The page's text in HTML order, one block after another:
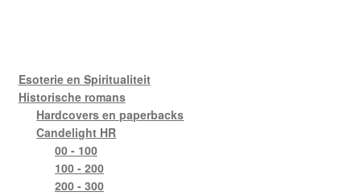
Esoterie en Spiritualiteit
Historische romans
Hardcovers en paperbacks
Candelight HR
00 - 100
100 - 200
200 - 300